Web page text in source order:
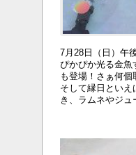
7月28日（日）午
ぴかぴか光る金魚
も登場！さぁ何個
そして縁日とい
き、ラムネやジュ